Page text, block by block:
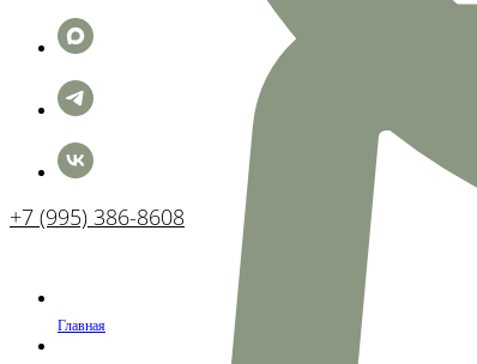
+7 (995) 386-8608
Главная